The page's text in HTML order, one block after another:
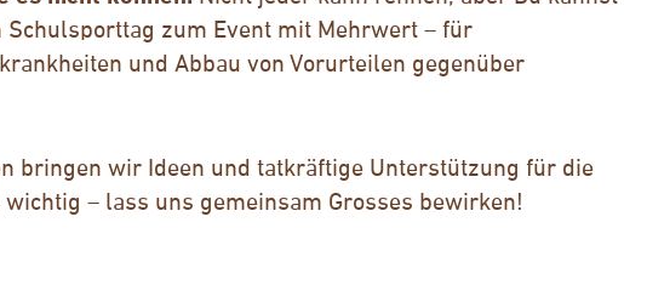
Schulsporttag zum Event mit Mehrwert – für
und Abbau von Vorurteilen gegenüber
bringen wir Ideen und tatkräftige Unterstützung für die
– lass uns gemeinsam Grosses bewirken!